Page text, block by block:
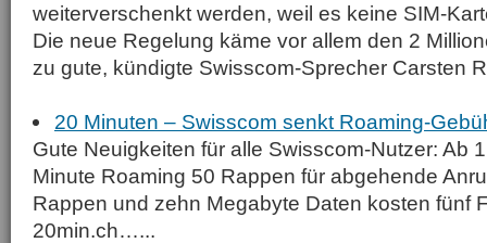
weiterverschenkt werden, weil es keine SIM-
Die neue Regelung käme vor allem den 2
zu gute, kündigte Swisscom-Sprecher Carsten
20 Minuten – Swisscom senkt Roaming-
Gute Neuigkeiten für alle Swisscom-Nutzer: Ab
Minute Roaming 50 Rappen für abgehende
Rappen und zehn Megabyte Daten kosten fünf
20min.ch…...